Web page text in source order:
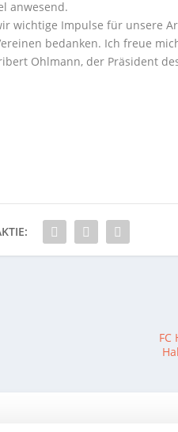
anwesend.
wichtige Impulse für unsere
bedanken. Ich freue
Ohlmann, der Präsident